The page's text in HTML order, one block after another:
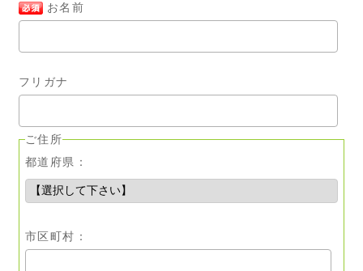
お名前
フリガナ
ご住所
都道府県：
市区町村：